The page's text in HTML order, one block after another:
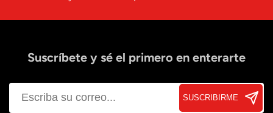
Suscríbete y sé el primero en enterarte
SUSCRIBIRME